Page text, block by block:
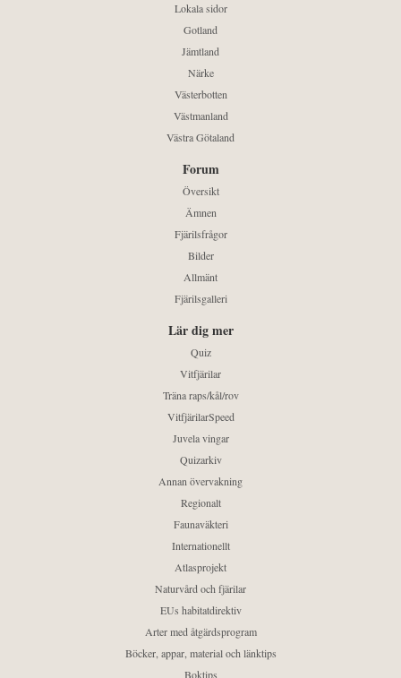
Lokala sidor
Gotland
Jämtland
Närke
Västerbotten
Västmanland
Västra Götaland
Forum
Översikt
Ämnen
Fjärilsfrågor
Bilder
Allmänt
Fjärilsgalleri
Lär dig mer
Quiz
Vitfjärilar
Träna raps/kål/rov
VitfjärilarSpeed
Juvela vingar
Quizarkiv
Annan övervakning
Regionalt
Faunaväkteri
Internationellt
Atlasprojekt
Naturvård och fjärilar
EUs habitatdirektiv
Arter med åtgärdsprogram
Böcker, appar, material och länktips
Boktips